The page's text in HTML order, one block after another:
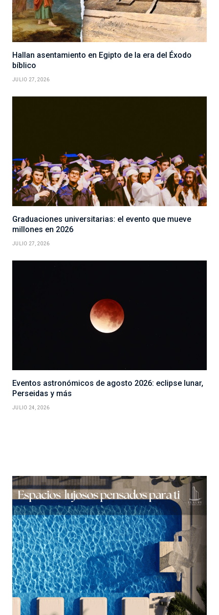
Hallan asentamiento en Egipto de la era del Éxodo
bíblico
JULIO 27, 2026
Graduaciones universitarias: el evento que mueve
millones en 2026
JULIO 27, 2026
Eventos astronómicos de agosto 2026: eclipse lunar,
Perseidas y más
JULIO 24, 2026